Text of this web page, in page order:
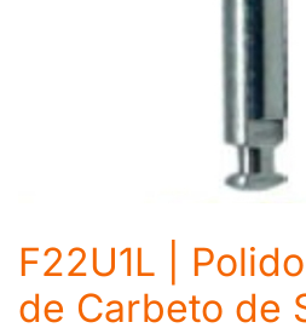
F22U1L |
de Carbeto de